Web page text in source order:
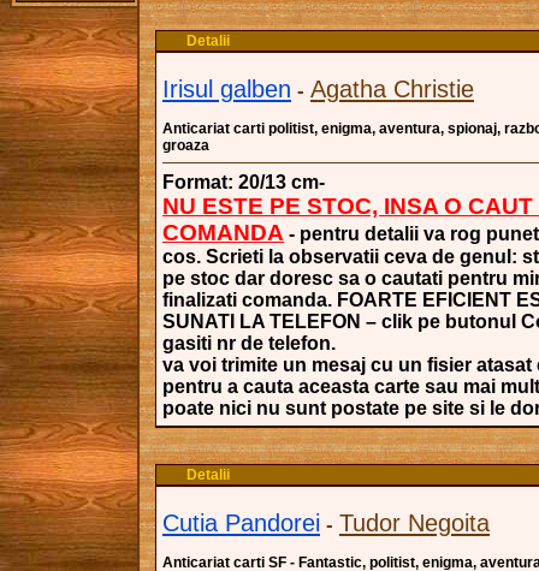
Detalii
Irisul galben - Agatha Christie
Anticariat carti politist, enigma, aventura, spionaj,
groaza
Format: 20/13 cm-
NU ESTE PE STOC, INSA O
COMANDA - pentru detalii va rog
cos. Scrieti la observatii ceva de genul:
pe stoc dar doresc sa o cautati pentru
finalizati comanda. FOARTE EFICIENT
SUNATI LA TELEFON – clik pe butonul
gasiti nr de telefon.
va voi trimite un mesaj cu un fisier
pentru a cauta aceasta carte sau mai
poate nici nu sunt postate pe site si le
Detalii
Cutia Pandorei - Tudor Negoita
Anticariat carti SF - Fantastic, politist, enigma,